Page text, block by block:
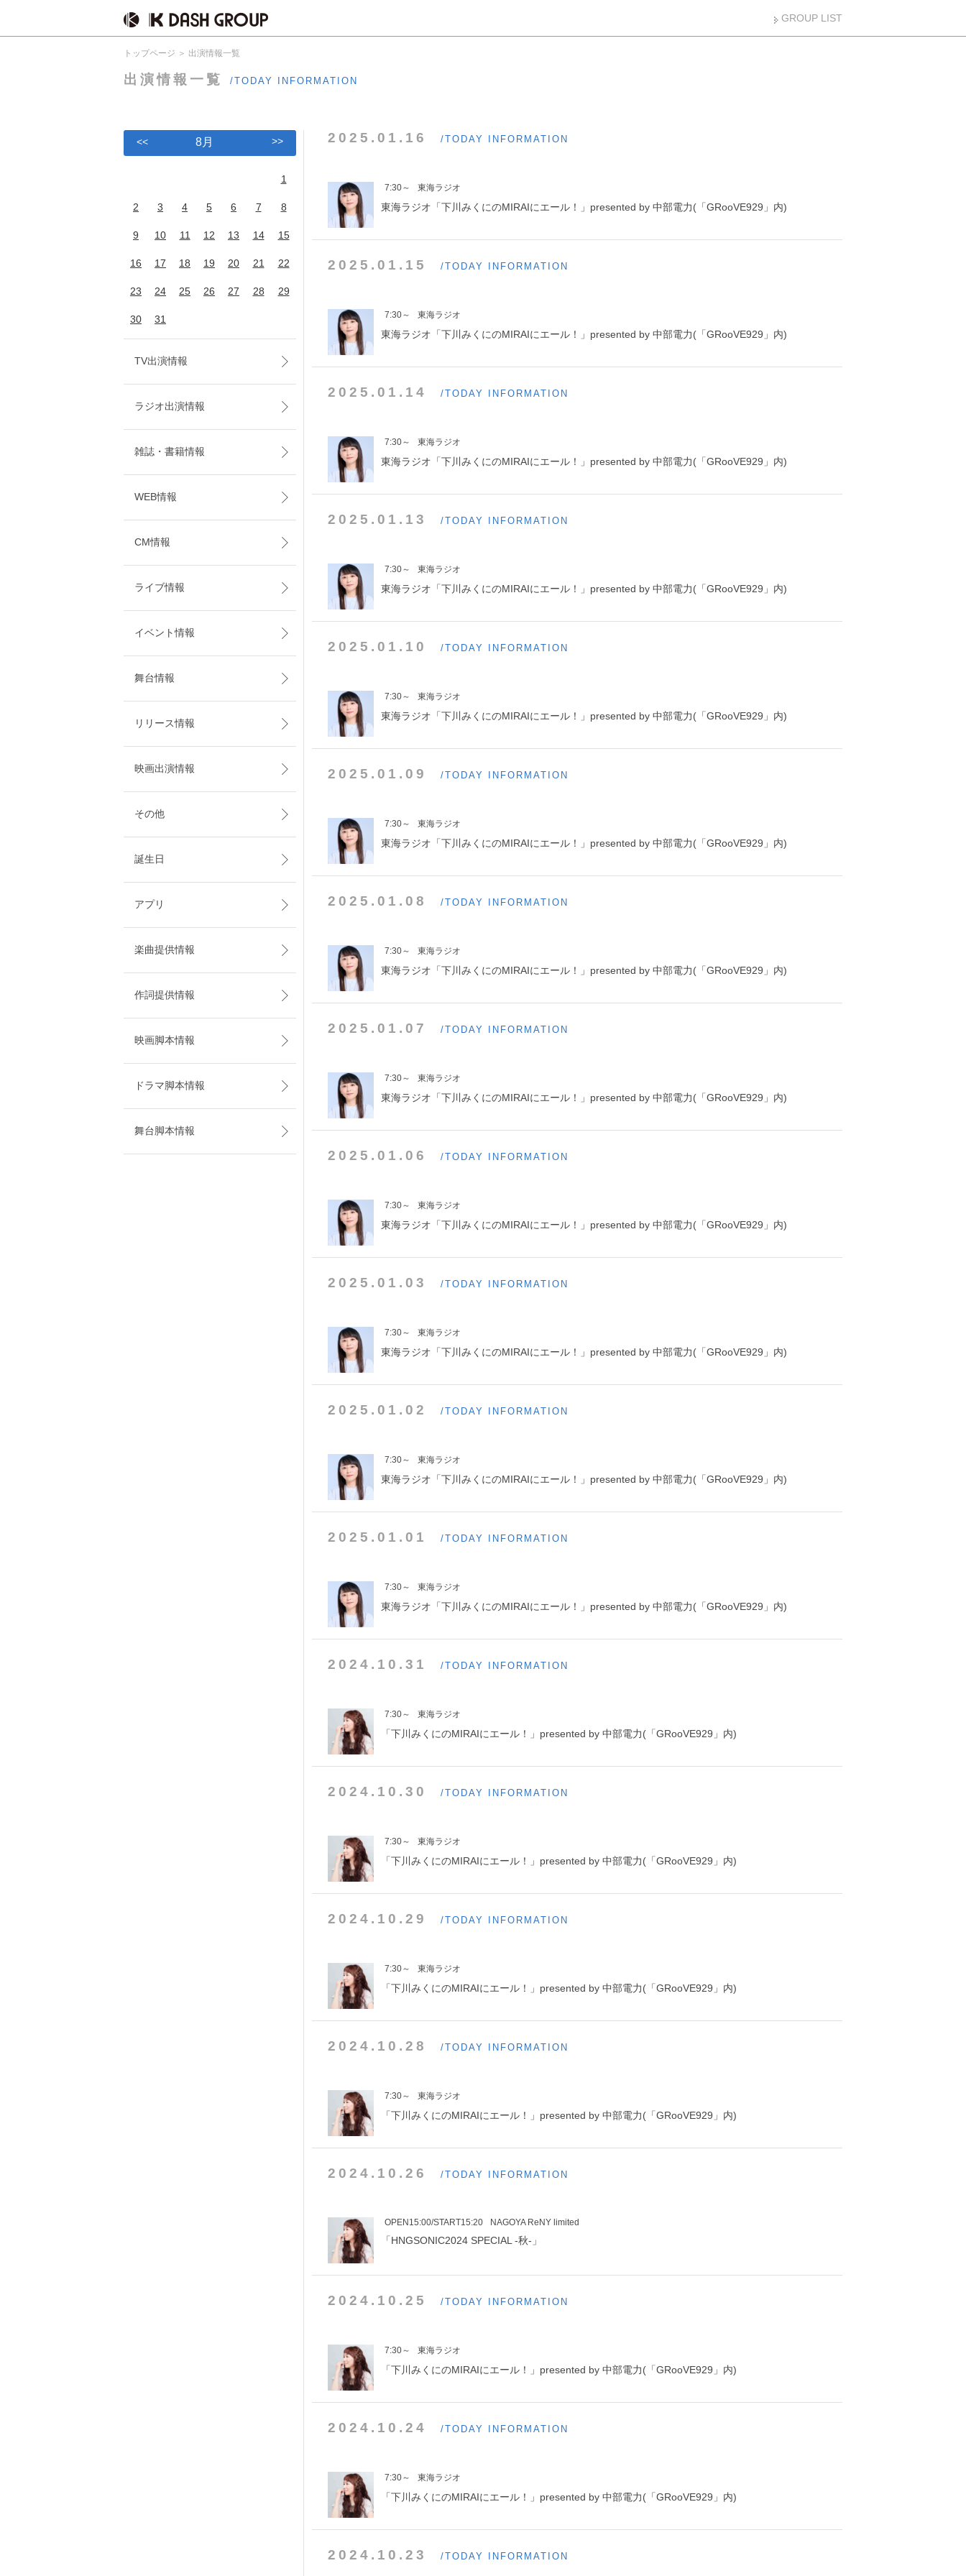
GROUP LIST
トップページ 出演情報一覧
出演情報一覧 /TODAY INFORMATION
2025.01.16 /TODAY INFORMATION
7:30～ 東海ラジオ
東海ラジオ「下川みくにのMIRAIにエール！」presented by 中部電力(「GRooVE929」内)
2025.01.15 /TODAY INFORMATION
7:30～ 東海ラジオ
東海ラジオ「下川みくにのMIRAIにエール！」presented by 中部電力(「GRooVE929」内)
2025.01.14 /TODAY INFORMATION
7:30～ 東海ラジオ
東海ラジオ「下川みくにのMIRAIにエール！」presented by 中部電力(「GRooVE929」内)
2025.01.13 /TODAY INFORMATION
7:30～ 東海ラジオ
東海ラジオ「下川みくにのMIRAIにエール！」presented by 中部電力(「GRooVE929」内)
2025.01.10 /TODAY INFORMATION
7:30～ 東海ラジオ
東海ラジオ「下川みくにのMIRAIにエール！」presented by 中部電力(「GRooVE929」内)
2025.01.09 /TODAY INFORMATION
7:30～ 東海ラジオ
東海ラジオ「下川みくにのMIRAIにエール！」presented by 中部電力(「GRooVE929」内)
2025.01.08 /TODAY INFORMATION
7:30～ 東海ラジオ
東海ラジオ「下川みくにのMIRAIにエール！」presented by 中部電力(「GRooVE929」内)
2025.01.07 /TODAY INFORMATION
7:30～ 東海ラジオ
東海ラジオ「下川みくにのMIRAIにエール！」presented by 中部電力(「GRooVE929」内)
2025.01.06 /TODAY INFORMATION
7:30～ 東海ラジオ
東海ラジオ「下川みくにのMIRAIにエール！」presented by 中部電力(「GRooVE929」内)
2025.01.03 /TODAY INFORMATION
7:30～ 東海ラジオ
東海ラジオ「下川みくにのMIRAIにエール！」presented by 中部電力(「GRooVE929」内)
2025.01.02 /TODAY INFORMATION
7:30～ 東海ラジオ
東海ラジオ「下川みくにのMIRAIにエール！」presented by 中部電力(「GRooVE929」内)
2025.01.01 /TODAY INFORMATION
7:30～ 東海ラジオ
東海ラジオ「下川みくにのMIRAIにエール！」presented by 中部電力(「GRooVE929」内)
2024.10.31 /TODAY INFORMATION
7:30～ 東海ラジオ
「下川みくにのMIRAIにエール！」presented by 中部電力(「GRooVE929」内)
2024.10.30 /TODAY INFORMATION
7:30～ 東海ラジオ
「下川みくにのMIRAIにエール！」presented by 中部電力(「GRooVE929」内)
2024.10.29 /TODAY INFORMATION
7:30～ 東海ラジオ
「下川みくにのMIRAIにエール！」presented by 中部電力(「GRooVE929」内)
2024.10.28 /TODAY INFORMATION
7:30～ 東海ラジオ
「下川みくにのMIRAIにエール！」presented by 中部電力(「GRooVE929」内)
2024.10.26 /TODAY INFORMATION
OPEN15:00/START15:20 NAGOYA ReNY limited
「HNGSONIC2024 SPECIAL -秋-」
2024.10.25 /TODAY INFORMATION
7:30～ 東海ラジオ
「下川みくにのMIRAIにエール！」presented by 中部電力(「GRooVE929」内)
2024.10.24 /TODAY INFORMATION
7:30～ 東海ラジオ
「下川みくにのMIRAIにエール！」presented by 中部電力(「GRooVE929」内)
2024.10.23 /TODAY INFORMATION
<< 8月 >>
1
2 3 4 5 6 7 8
9 10 11 12 13 14 15
16 17 18 19 20 21 22
23 24 25 26 27 28 29
30 31
TV出演情報
ラジオ出演情報
雑誌・書籍情報
WEB情報
CM情報
ライブ情報
イベント情報
舞台情報
リリース情報
映画出演情報
その他
誕生日
アプリ
楽曲提供情報
作詞提供情報
映画脚本情報
ドラマ脚本情報
舞台脚本情報